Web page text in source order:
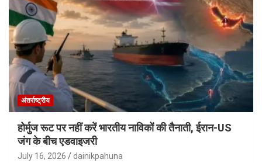
अंतर्राष्ट्रीय
होर्मुज रूट पर नहीं करें भारतीय नाविकों की तैनाती, ईरान-US
जंग के बीच एडवाइजरी
July 16, 2026 dainikpahuna